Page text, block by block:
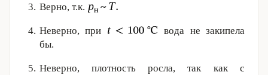
Верно, т.к.
Неверно, при
вода не закипела
бы.
Неверно, плотность росла, так как с